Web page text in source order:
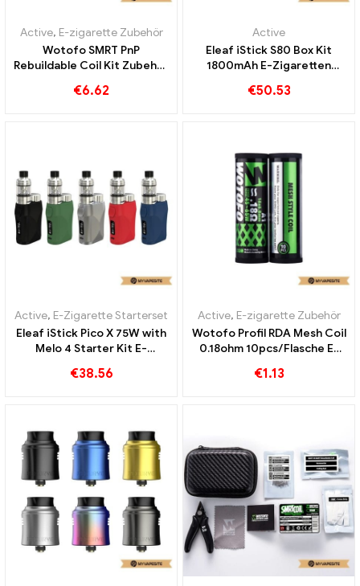
Active, E-zigarette Zubehör
Wotofo SMRT PnP
Rebuildable Coil Kit Zubehör
Großhandel丨Custom
€6.62
Active
Eleaf iStick S80 Box Kit
1800mAh E-Zigaretten
€50.53
Active, E-Zigarette Starterset
Eleaf iStick Pico X 75W with
Melo 4 Starter Kit E-
Custom
€38.56
Active, E-zigarette Zubehör
Wotofo Profil RDA Mesh Coil
0.18ohm 10pcs/Flasche E-
Custom
€1.13